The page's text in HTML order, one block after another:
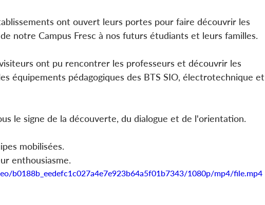
ont ouvert leurs portes pour faire découvrir les
notre Campus Fresc à nos futurs étudiants et leurs familles.
ont pu rencontrer les professeurs et découvrir les
équipements pédagogiques des BTS SIO, électrotechnique et
le signe de la découverte, du dialogue et de l'orientation.
mobilisées.
enthousiasme.
b0188b_eedefc1c027a4e7e923b64a5f01b7343/1080p/mp4/file.mp4